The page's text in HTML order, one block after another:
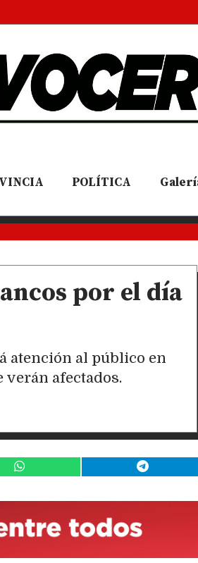
POLÍTICA
por el día
atención al público en
afectados.